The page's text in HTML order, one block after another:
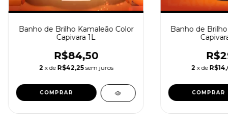
Banho de Brilho Kamaleão Color
Capivara 1L
R$84,50
2 x de R$42,25 sem juros
Banho de
2 x de